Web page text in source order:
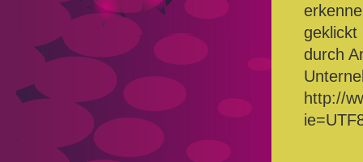
geklickt
durch
http://